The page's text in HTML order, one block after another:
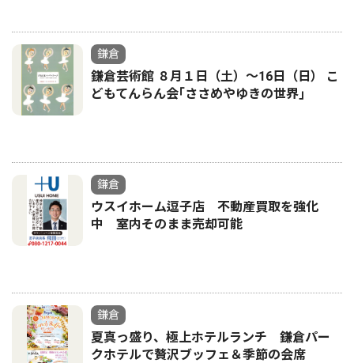
鎌倉
鎌倉芸術館 ８月１日（土）〜16日（日） こ
どもてんらん会｢ささめやゆきの世界｣
鎌倉
ウスイホーム逗子店 不動産買取を強化
中 室内そのまま売却可能
鎌倉
夏真っ盛り、極上ホテルランチ 鎌倉パー
クホテルで贅沢ブッフェ＆季節の会席